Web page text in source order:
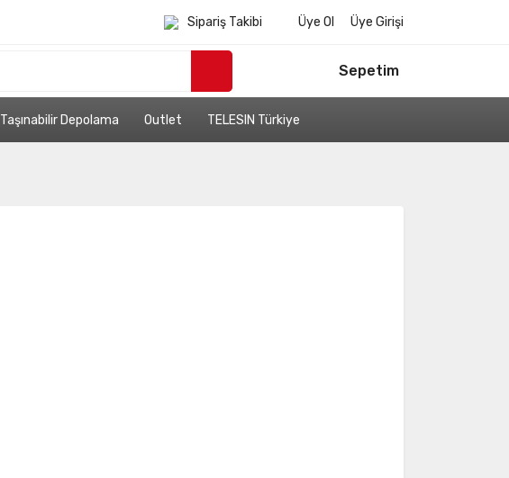
Sipariş Takibi Üye Ol Üye Girişi
Sepetim
Taşınabilir Depolama Outlet TELESIN Türkiye